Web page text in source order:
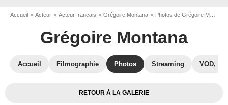
Accueil Acteur Acteur français Grégoire Montana Photos de Grégoire Montana
Grégoire Montana
Accueil Filmographie Photos Streaming VOD,
RETOUR À LA GALERIE